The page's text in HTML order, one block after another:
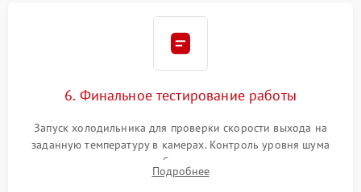
6. Финальное тестирование работы
Запуск холодильника для проверки скорости выхода на
заданную температуру в камерах. Контроль уровня шума
компрессора, отсутствия обмерзания стенок и корректного
срабатывания системы автоматической оттайки.
Подробнее